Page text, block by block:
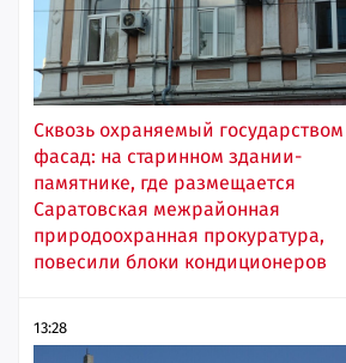
Сквозь охраняемый государством
фасад: на старинном здании-
памятнике, где размещается
Саратовская межрайонная
природоохранная прокуратура,
повесили блоки кондиционеров
13:28